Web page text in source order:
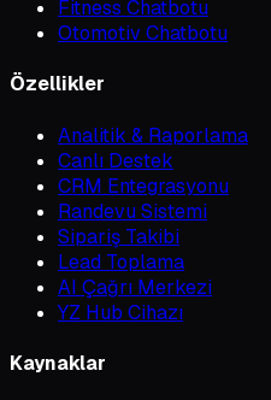
Fitness Chatbotu
Otomotiv Chatbotu
Özellikler
Analitik & Raporlama
Canlı Destek
CRM Entegrasyonu
Randevu Sistemi
Sipariş Takibi
Lead Toplama
AI Çağrı Merkezi
YZ Hub Cihazı
Kaynaklar